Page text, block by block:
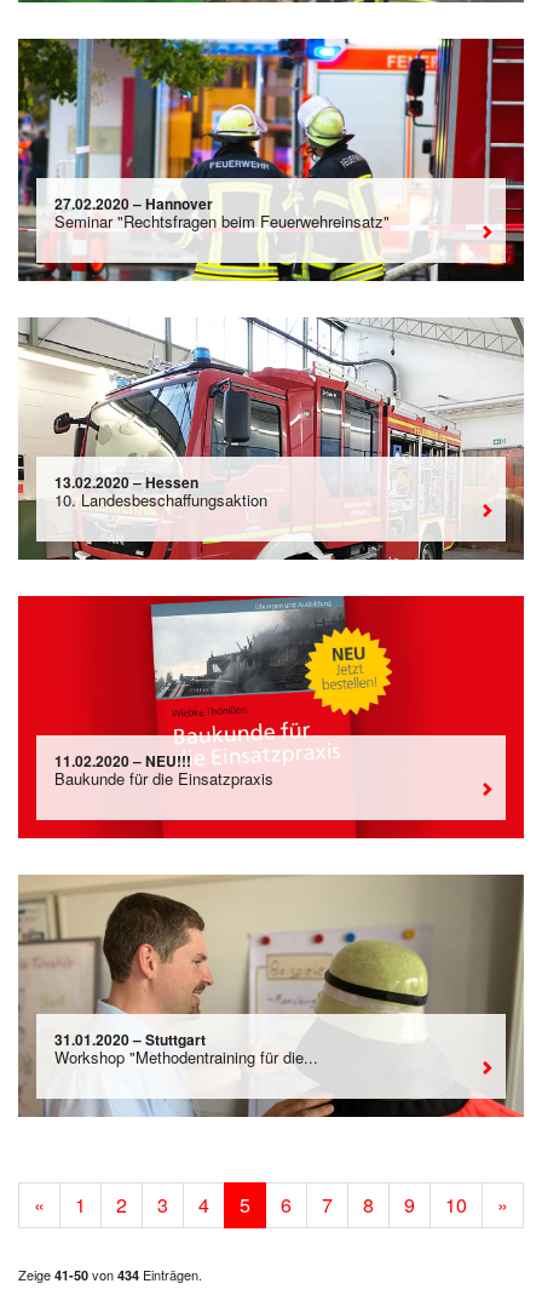
27.02.2020 – Hannover
Seminar "Rechtsfragen beim Feuerwehreinsatz"
13.02.2020 – Hessen
10. Landesbeschaffungsaktion
11.02.2020 – NEU!!!
Baukunde für die Einsatzpraxis
31.01.2020 – Stuttgart
Workshop "Methodentraining für die...
« 1 2 3 4 5 6 7 8 9 10 »
Zeige 41-50 von 434 Einträgen.